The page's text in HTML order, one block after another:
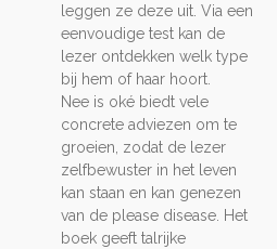
leggen ze deze uit. Via een
eenvoudige test kan de
lezer ontdekken welk type
bij hem of haar hoort.
Nee is oké biedt vele
concrete adviezen om te
groeien, zodat de lezer
zelfbewuster in het leven
kan staan en kan genezen
van de please disease. Het
boek geeft talrijke